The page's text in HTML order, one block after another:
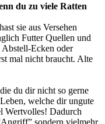
du zu viele Ratten
sie aus Versehen
Futter Quellen und
Abstell-Ecken oder
mal nicht braucht. Alte
du dir nicht so gerne
welche dir ungute
Wertvolles! Dadurch
sondern vielmehr